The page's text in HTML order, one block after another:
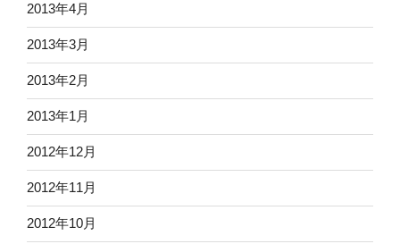
2013年4月
2013年3月
2013年2月
2013年1月
2012年12月
2012年11月
2012年10月